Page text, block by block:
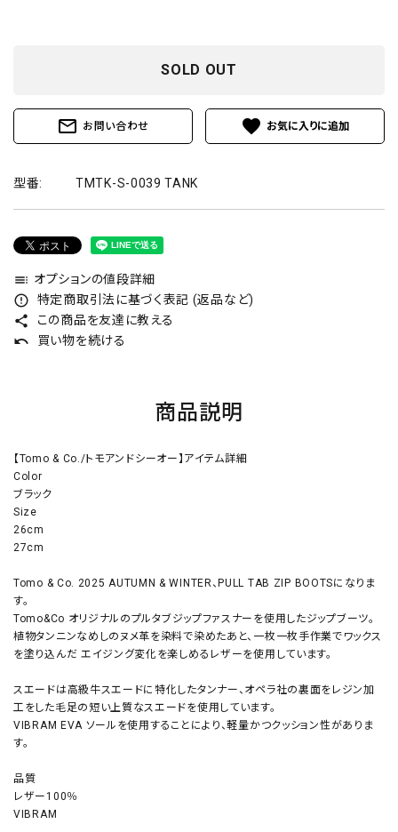
SOLD OUT
mail_outline お問い合わせ favorite
型番: TMTK-S-0039 TANK
toc オプションの値段詳細
error_outline 特定商取引法に基づく表記 (返品など)
share この商品を友達に教える
undo 買い物を続ける
商品説明
【Tomo & Co./トモアンドシーオー】アイテム詳細
Color
ブラック
Size
26cm
27cm
Tomo & Co. 2025 AUTUMN & WINTER、PULL TAB ZIP BOOTSになりま
す。
Tomo&Co オリジナルのプルタブジップファスナーを使用したジップブーツ。
植物タンニンなめしのヌメ革を染料で染めたあと、一枚一枚手作業でワックス
を塗り込んだ エイジング変化を楽しめるレザーを使用しています。
スエードは高級牛スエードに特化したタンナー、オペラ社の裏面をレジン加
工をした毛足の短い上質なスエードを使用しています。
VIBRAM EVA ソールを使用することにより、軽量かつクッション性がありま
す。
品質
レザー100％
VIBRAM